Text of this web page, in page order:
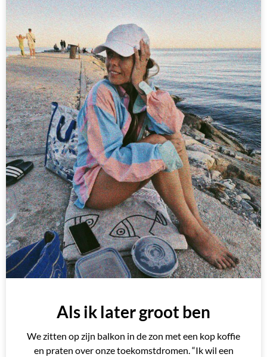
Als ik later groot ben
We zitten op zijn balkon in de zon met een kop koffie
en praten over onze toekomstdromen. “Ik wil een